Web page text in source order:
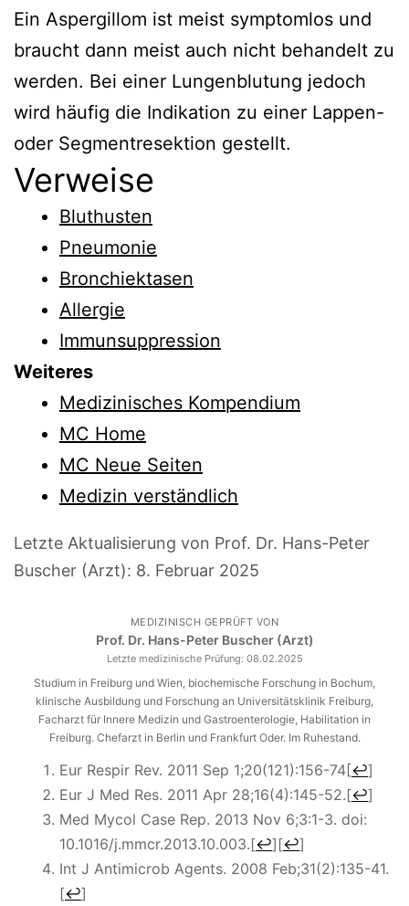
Ein Aspergillom ist meist symptomlos und
braucht dann meist auch nicht behandelt zu
werden. Bei einer Lungenblutung jedoch
wird häufig die Indikation zu einer Lappen-
oder Segmentresektion gestellt.
Verweise
Bluthusten
Pneumonie
Bronchiektasen
Allergie
Immunsuppression
Weiteres
Medizinisches Kompendium
MC Home
MC Neue Seiten
Medizin verständlich
Letzte Aktualisierung von Prof. Dr. Hans-Peter
Buscher (Arzt): 8. Februar 2025
MEDIZINISCH GEPRÜFT VON
Prof. Dr. Hans-Peter Buscher (Arzt)
Letzte medizinische Prüfung: 08.02.2025
Studium in Freiburg und Wien, biochemische Forschung in Bochum,
klinische Ausbildung und Forschung an Universitätsklinik Freiburg,
Facharzt für Innere Medizin und Gastroenterologie, Habilitation in
Freiburg. Chefarzt in Berlin und Frankfurt Oder. Im Ruhestand.
Eur Respir Rev. 2011 Sep 1;20(121):156-74[↩]
Eur J Med Res. 2011 Apr 28;16(4):145-52.[↩]
Med Mycol Case Rep. 2013 Nov 6;3:1-3. doi:
10.1016/j.mmcr.2013.10.003.[↩] [↩]
Int J Antimicrob Agents. 2008 Feb;31(2):135-41.
[↩]